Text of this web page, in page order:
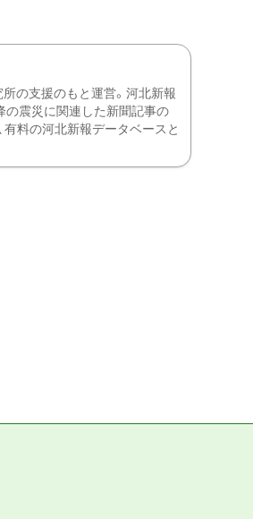
の支援のもと運営。河北新報
の震災に関連した新聞記事の
有料の河北新報データベースと